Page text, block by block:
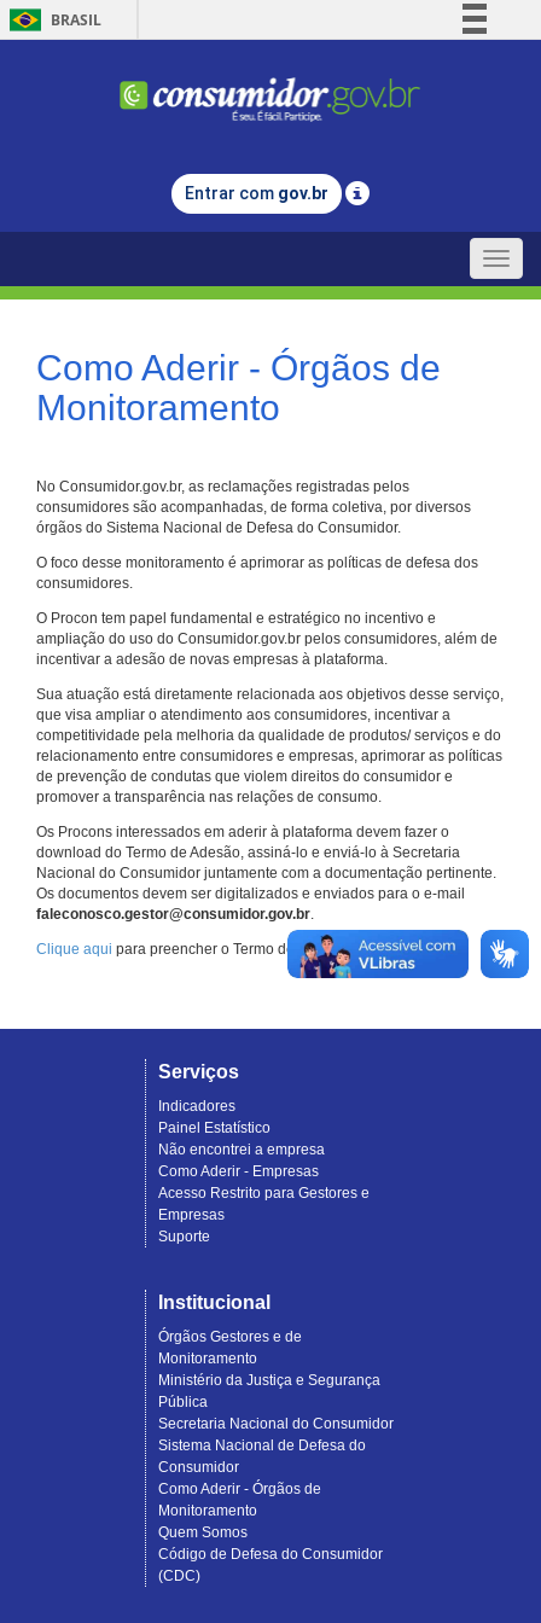
BRASIL
Comunica BR
Legislação
Entrar com gov.br
Toggle
Como Aderir - Órgãos de
Monitoramento
No Consumidor.gov.br, as reclamações registradas pelos
consumidores são acompanhadas, de forma coletiva, por diversos
órgãos do Sistema Nacional de Defesa do Consumidor.
O foco desse monitoramento é aprimorar as políticas de defesa dos
consumidores.
O Procon tem papel fundamental e estratégico no incentivo e
ampliação do uso do Consumidor.gov.br pelos consumidores, além de
incentivar a adesão de novas empresas à plataforma.
Sua atuação está diretamente relacionada aos objetivos desse serviço,
que visa ampliar o atendimento aos consumidores, incentivar a
competitividade pela melhoria da qualidade de produtos/ serviços e do
relacionamento entre consumidores e empresas, aprimorar as políticas
de prevenção de condutas que violem direitos do consumidor e
promover a transparência nas relações de consumo.
Os Procons interessados em aderir à plataforma devem fazer o
download do Termo de Adesão, assiná-lo e enviá-lo à Secretaria
Nacional do Consumidor juntamente com a documentação pertinente.
Os documentos devem ser digitalizados e enviados para o e-mail
faleconosco.gestor@consumidor.gov.br.
Clique aqui para preencher o Termo de Adesão.
Serviços
Indicadores
Painel Estatístico
Não encontrei a empresa
Como Aderir - Empresas
Acesso Restrito para Gestores e
Empresas
Suporte
Institucional
Órgãos Gestores e de
Monitoramento
Ministério da Justiça e Segurança
Pública
Secretaria Nacional do Consumidor
Sistema Nacional de Defesa do
Consumidor
Como Aderir - Órgãos de
Monitoramento
Quem Somos
Código de Defesa do Consumidor
(CDC)